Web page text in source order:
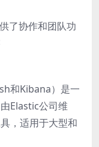
了协作和‍‍团队功
和Kibana）是一
Elastic公司维
，适用于大型和